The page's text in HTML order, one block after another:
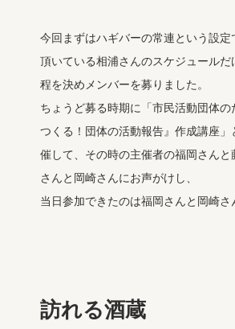
今回まずはハギバーの常連という設定
頂いている相浦さんのスケジュールだ
程を決めメンバーを募りました。
ちょうど募る時期に「市民活動団体の
つくる！団体の活動報告』作成講座」
催して、その時の主催者の福岡さんと
さんと岡崎さんにお声がけし、
当日参加できたのは福岡さんと岡崎さ
訪れる酒蔵